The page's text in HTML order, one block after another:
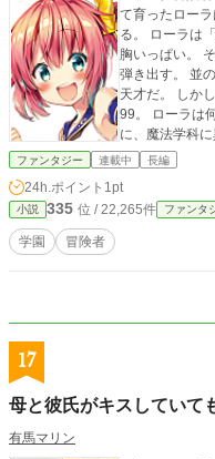
て育ったロー
る。 ローラは
胸いっぱい。
弾き出す。 並
天才だ。 しか
99。 ローラは
に、魔法学科
です！」 ロー
ファンタジー 連載中 長編
24h.ポイント 1pt
小説 335 位 / 22,265件 ファンタ
学園 冒険者
17
母と彼氏がキスしていて
有馬マリン